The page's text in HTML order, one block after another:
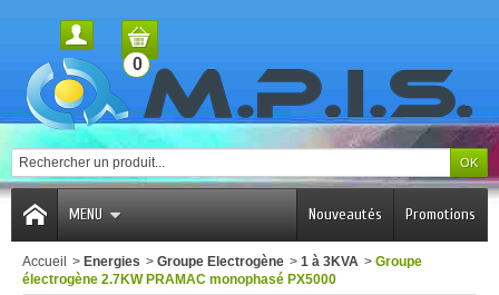
0
MENU Promotions
Nouveautés
Accueil > Energies > Groupe Electrogène > 1 à 3KVA > Groupe
électrogène 2.7KW PRAMAC monophasé PX5000